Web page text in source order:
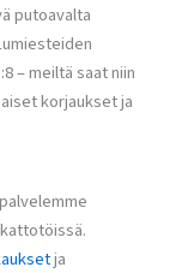
putoavalta
– meiltä saat niin
korjaukset ja
ja